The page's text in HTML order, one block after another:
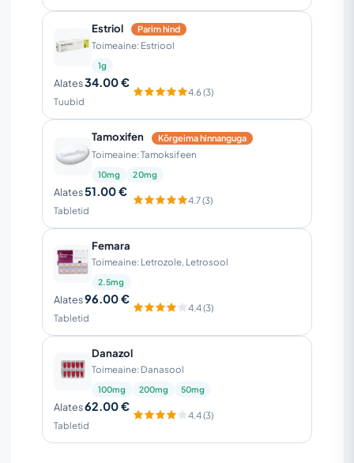
Estriol Parim hind
Toimeaine: Estriool
1g
Alates34.00 €
Tuubid
4.6 (3)
Tamoxifen Kõrgeima hinnanguga
Toimeaine: Tamoksifeen
10mg 20mg
Alates51.00 €
Tabletid
4.7 (3)
Femara
Toimeaine: Letrozole, Letrosool
2.5mg
Alates96.00 €
Tabletid
4.4 (3)
Danazol
Toimeaine: Danasool
100mg 200mg 50mg
Alates62.00 €
Tabletid
4.4 (3)